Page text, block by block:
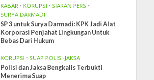
KABAR • KORUPSI • SIARAN PERS •
SURYA DARMADI
SP 3 untuk Surya Darmadi: KPK Jadi Alat
Korporasi Penjahat Lingkungan Untuk
Bebas Dari Hukum
KORUPSI • SUAP POLISI-JAKSA
Polisi dan Jaksa Bengkalis Terbukti
Menerima Suap